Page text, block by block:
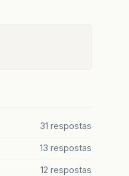
31 respostas
13 respostas
12 respostas